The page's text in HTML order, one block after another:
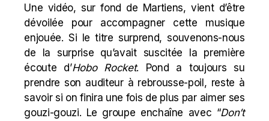
Une vidéo, sur fond de Martiens, vient d’être
dévoilée pour accompagner cette musique
enjouée. Si le titre surprend, souvenons-nous
de la surprise qu’avait suscitée la première
écoute d’Hobo Rocket. Pond a toujours su
prendre son auditeur à rebrousse-poil, reste à
savoir si on finira une fois de plus par aimer ses
gouzi-gouzi. Le groupe enchaîne avec “Don’t